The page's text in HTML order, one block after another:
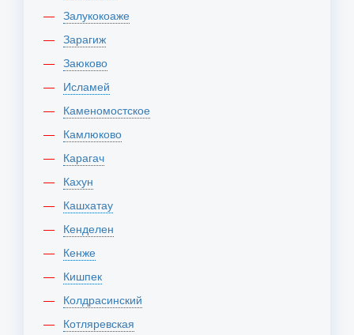
Залукокоаже
Зарагиж
Заюково
Исламей
Каменомостское
Камлюково
Карагач
Кахун
Кашхатау
Кенделен
Кенже
Кишпек
Колдрасинский
Котляревская